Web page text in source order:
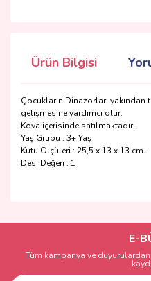
Ürün Bilgisi
Çocukların Dinazorları yakından
gelişmesine yardımcı olur.
Kova içerisinde satılmaktadır.
Yaş Grubu : 3+ Yaş
Kutu Ölçüleri : 25,5 x 13 x 13 cm.
Desi Değeri : 1
kullanarak tarafımıza
Görüş ve önerileriniz içinE-
Tüm kampanya ve